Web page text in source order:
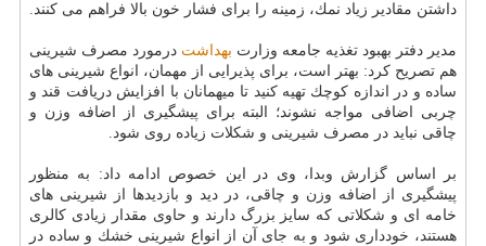
داشتن مقادیر زیاد نمك، زمینه را برای فشار خون بالا فراهم می كنند.
مدیر دفتر بهبود تغذیه جامعه وزارت بهداشت درمورد مصرف شیرینی
هم تصریح كرد: بهتر است، برای پذیرایی از مهمان، انواع شیرینی های
ساده و در اندازه كوچك تهیه كنید تا میهمانان با افزایش دریافت قند و
چربی اضافی مواجه نشوند؛ البته برای پیشگیری از اضافه وزن و
چاقی نباید در مصرف شیرینی و شكلات زیاده روی شود.
بر اساس گزارش وبدا، وی در این خصوص ادامه داد: به منظور
پیشگیری از اضافه وزن و چاقی، در دید و بازدیدها از شیرینی های
خامه ای و شكلاتی كه سایز بزرگ دارند و حاوی مقدار زیادی كالری
هستند، خودداری شود و به جای آن از انواع شیرینی خشك و ساده در